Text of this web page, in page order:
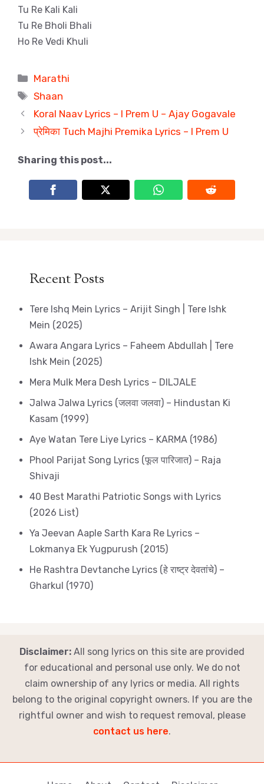
Tu Re Kali Kali
Tu Re Bholi Bhali
Ho Re Vedi Khuli
Categories
Marathi
Tags
Shaan
Koral Naav Lyrics – I Prem U – Ajay Gogavale
प्रेमिका Tuch Majhi Premika Lyrics – I Prem U
Sharing this post...
Recent Posts
Tere Ishq Mein Lyrics – Arijit Singh | Tere Ishk
Mein (2025)
Awara Angara Lyrics – Faheem Abdullah | Tere
Ishk Mein (2025)
Mera Mulk Mera Desh Lyrics – DILJALE
Jalwa Jalwa Lyrics (जलवा जलवा) – Hindustan Ki
Kasam (1999)
Aye Watan Tere Liye Lyrics – KARMA (1986)
Phool Parijat Song Lyrics (फूल पारिजात) – Raja
Shivaji
40 Best Marathi Patriotic Songs with Lyrics
(2026 List)
Ya Jeevan Aaple Sarth Kara Re Lyrics –
Lokmanya Ek Yugpurush (2015)
He Rashtra Devtanche Lyrics (हे राष्ट्र देवतांचे) –
Gharkul (1970)
Disclaimer: All song lyrics on this site are provided
for educational and personal use only. We do not
claim ownership of any lyrics or media. All rights
belong to the original copyright owners. If you are the
rightful owner and wish to request removal, please
contact us here.